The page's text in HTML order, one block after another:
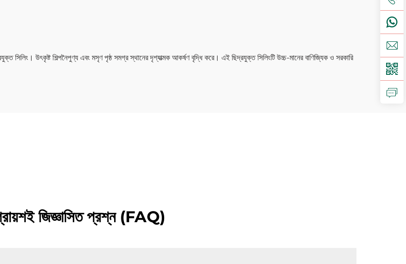
উৎকৃষ্ট শিল্পনৈপুণ্য এবং মসৃণ পৃষ্ঠ সমগ্র স্থানের দৃশ্যাত্মক আকর্ষণ বৃদ্ধি করে। এই ছিদ্রযুক্ত সিলিংটি উচ্চ-মানের বাণিজ্যিক ও সরকারি
জিজ্ঞাসিত প্রশ্ন (FAQ)